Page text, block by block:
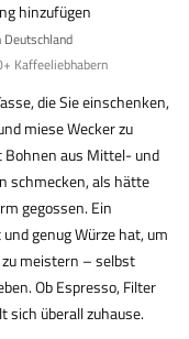
hinzufügen
Kaffeeliebhabern
die Sie einschenken,
miese Wecker zu
Bohnen aus Mittel- und
schmecken, als hätte
gegossen. Ein
genug Würze hat, um
zu meistern – selbst
Ob Espresso, Filter
sich überall zuhause.